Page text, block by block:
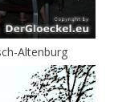
Altenburg